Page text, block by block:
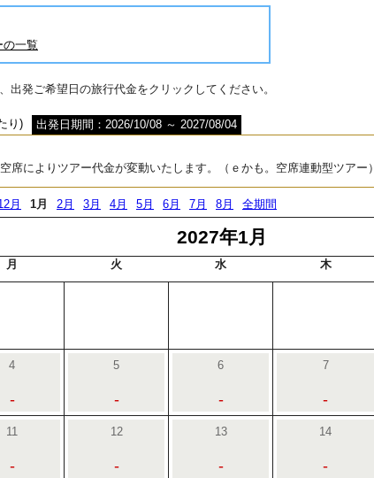
の一覧
出発ご希望日の旅行代金をクリックしてください。
り)
出発日期間：2026/10/08 ～ 2027/08/04
席によりツアー代金が変動いたします。（ｅかも。空席連動型ツアー）
月 1月 2月 3月 4月 5月 6月 7月 8月 全期間
2027年1月
月 火 水 木
4
-
5
-
6
-
7
-
11
-
12
-
13
-
14
-